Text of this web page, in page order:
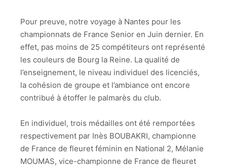
Pour preuve, notre voyage à Nantes pour les
championnats de France Senior en Juin dernier. En
effet, pas moins de 25 compétiteurs ont représenté
les couleurs de Bourg la Reine. La qualité de
l’enseignement, le niveau individuel des licenciés,
la cohésion de groupe et l’ambiance ont encore
contribué à étoffer le palmarès du club.
En individuel, trois médailles ont été remportées
respectivement par Inès BOUBAKRI, championne
de France de fleuret féminin en National 2, Mélanie
MOUMAS, vice-championne de France de fleuret